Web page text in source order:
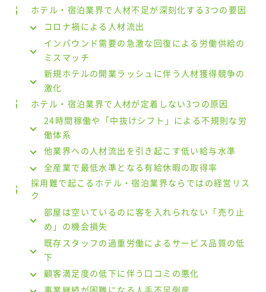
ホテル・宿泊業界で人材不足が深刻化する3つの要因
コロナ禍による人材流出
インバウンド需要の急激な回復による労働供給の
ミスマッチ
新規ホテルの開業ラッシュに伴う人材獲得競争の
激化
ホテル・宿泊業界で人材が定着しない3つの原因
24時間稼働や「中抜けシフト」による不規則な労
働体系
他業界への人材流出を引き起こす低い給与水準
全産業で最低水準となる有給休暇の取得率
採用難で起こるホテル・宿泊業界ならではの経営リス
ク
部屋は空いているのに客を入れられない「売り止
め」の機会損失
既存スタッフの過重労働によるサービス品質の低
下
顧客満足度の低下に伴う口コミの悪化
事業継続が困難になる人手不足倒産